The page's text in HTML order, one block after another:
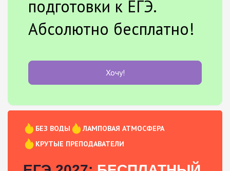
подготовки к ЕГЭ.
Абсолютно бесплатно!
Хочу!
БЕЗ ВОДЫ
ЛАМПОВАЯ АТМОСФЕРА
КРУТЫЕ ПРЕПОДАВАТЕЛИ